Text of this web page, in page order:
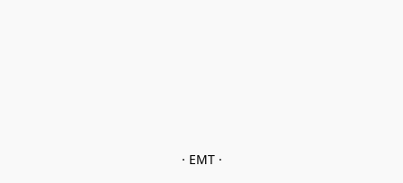
· EMT ·